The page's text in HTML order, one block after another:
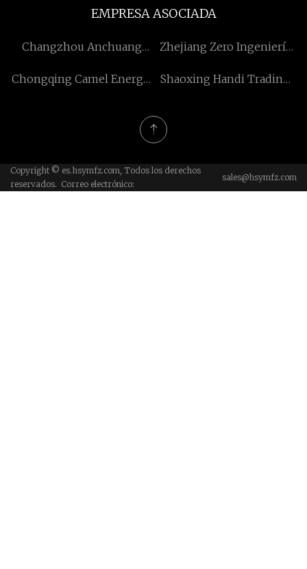
EMPRESA ASOCIADA
Changzhou Anchuang
Limitado.
Zhejiang Zero Ingeniería
Chongqing Camel Energía
Shaoxing Handi Trading
Copyright © es.hsymfz.com, Todos los derechos
reservados. Correo electrónico:
sales@hsymfz.com